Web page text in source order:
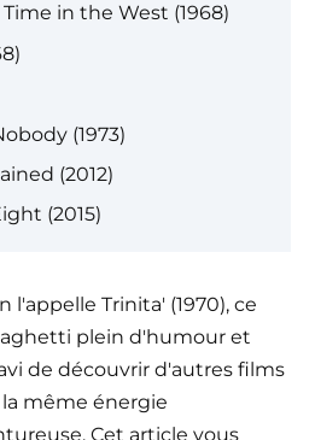
in the West (1968)
(1973)
(2012)
(2015)
l'appelle Trinita' (1970), ce
plein d'humour et
de découvrir d'autres films
même énergie
Cet article vous